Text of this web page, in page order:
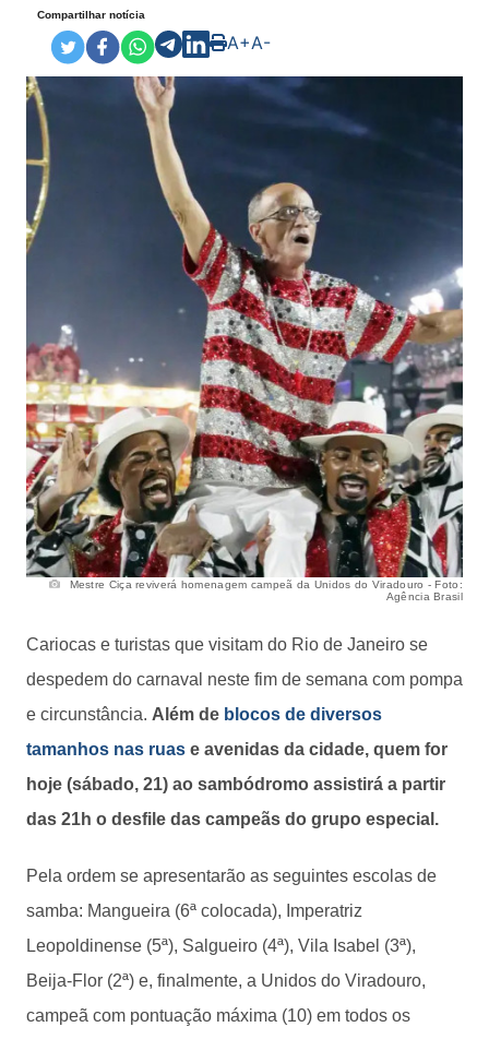
Compartilhar notícia
A+A-
Mestre Ciça reviverá homenagem campeã da Unidos do Viradouro - Foto:
Agência Brasil
Cariocas e turistas que visitam do Rio de Janeiro se
despedem do carnaval neste fim de semana com pompa
e circunstância. Além de blocos de diversos
tamanhos nas ruas e avenidas da cidade, quem for
hoje (sábado, 21) ao sambódromo assistirá a partir
das 21h o desfile das campeãs do grupo especial.
Pela ordem se apresentarão as seguintes escolas de
samba: Mangueira (6ª colocada), Imperatriz
Leopoldinense (5ª), Salgueiro (4ª), Vila Isabel (3ª),
Beija-Flor (2ª) e, finalmente, a Unidos do Viradouro,
campeã com pontuação máxima (10) em todos os